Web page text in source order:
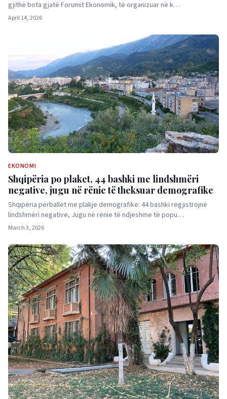
gjithë bota gjatë Forumit Ekonomik, të organizuar në k…
April 14, 2026
EKONOMI
Shqipëria po plaket, 44 bashki me lindshmëri
negative, jugu në rënie të theksuar demografike
Shqipëria përballet me plakje demografike: 44 bashki regjistrojnë
lindshmëri negative, Jugu në rënie të ndjeshme të popu…
March 3, 2026